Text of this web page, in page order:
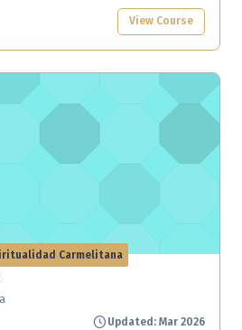
View Course
Carmelitana
Updated: Mar 2026